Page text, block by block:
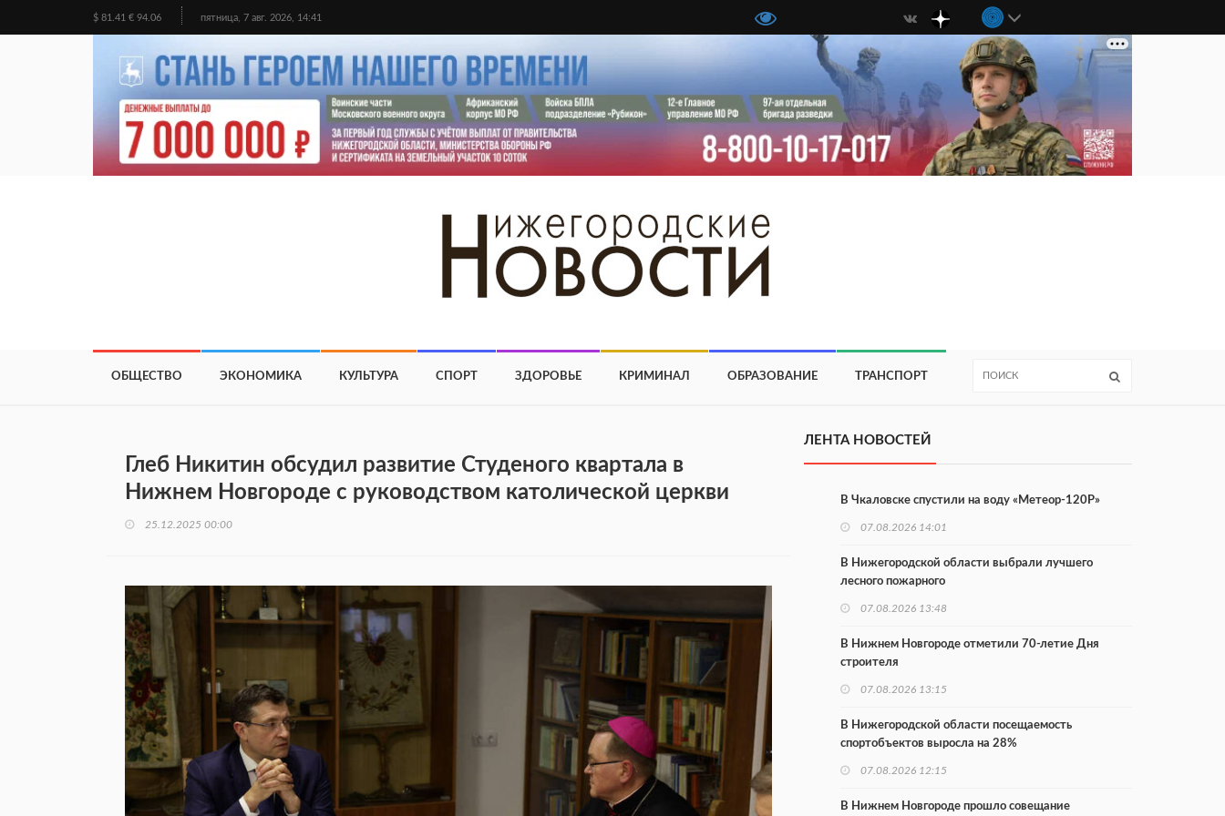
$ 81.41 € 94.06 пятница, 7 авг. 2026, 14:41
ОБЩЕСТВО ЭКОНОМИКА КУЛЬТУРА СПОРТ ЗДОРОВЬЕ КРИМИНАЛ ОБРАЗОВАНИЕ ТРАНСПОРТ
Глеб Никитин обсудил развитие Студеного квартала в
Нижнем Новгороде с руководством католической церкви
25.12.2025 00:00
ЛЕНТА НОВОСТЕЙ
В Чкаловске спустили на воду «Метеор-120Р»
07.08.2026 14:01
В Нижегородской области выбрали лучшего
лесного пожарного
07.08.2026 13:48
В Нижнем Новгороде отметили 70-летие Дня
строителя
07.08.2026 13:15
В Нижегородской области посещаемость
спортобъектов выросла на 28%
07.08.2026 12:15
В Нижнем Новгороде прошло совещание